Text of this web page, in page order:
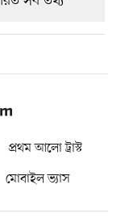
প্রথম আলো ট্রাস্ট
মোবাইল ভ্যাস